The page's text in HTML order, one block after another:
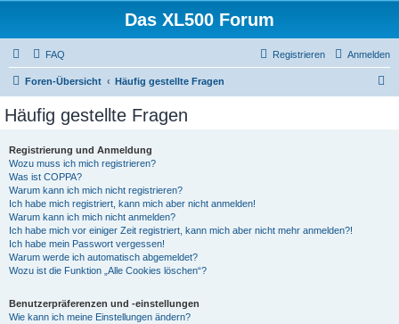
Das XL500 Forum
FAQ Anmelden
Registrieren
Foren-Übersicht Häufig gestellte Fragen
Häufig gestellte Fragen
Registrierung und Anmeldung
Wozu muss ich mich registrieren?
Was ist COPPA?
Warum kann ich mich nicht registrieren?
Ich habe mich registriert, kann mich aber nicht anmelden!
Warum kann ich mich nicht anmelden?
Ich habe mich vor einiger Zeit registriert, kann mich aber nicht mehr anmelden?!
Ich habe mein Passwort vergessen!
Warum werde ich automatisch abgemeldet?
Wozu ist die Funktion „Alle Cookies löschen“?
Benutzerpräferenzen und -einstellungen
Wie kann ich meine Einstellungen ändern?